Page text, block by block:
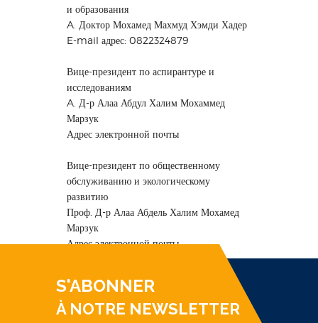
и образования
A. Доктор Мохамед Махмуд Хэмди Хадер
E-mail адрес: 0822324879
Вице-президент по аспирантуре и
исследованиям
A. Д-р Алаа Абдул Халим Мохаммед
Марзук
Адрес электронной почты
Вице-президент по общественному
обслуживанию и экологическому
развитию
Проф. Д-р Алаа Абдель Халим Мохамед
Марзук
Адрес электронной почты
S'ABONNER
À NOTRE NEWSLETTER